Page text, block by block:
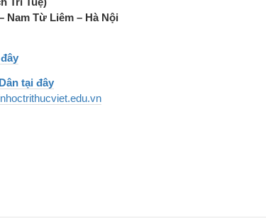
Từ Liêm – Hà Nội
tại đây